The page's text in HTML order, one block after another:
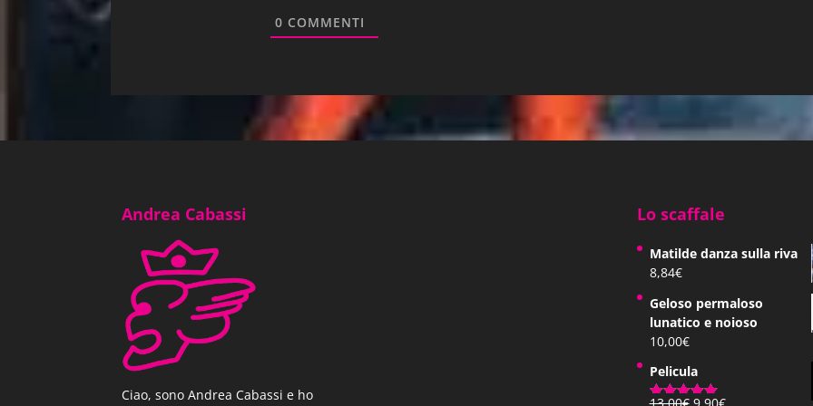
«Va tutto bene», mormorò la donna. «La Nonnina ha un sacco di
Erano innamorati? Come potevano due persone incontrarsi e
innamorarsi quando, per quel che ne sapevano, c’erano milioni di
Slan al mondo fra i quali potevano esserci dozzine di uomini e
donne che avrebbero potuto scegliere se le circostanze fossero
state diverse?
0 COMMENTI
Andrea Cabassi
Ciao, sono Andrea Cabassi e ho
Lo scaffale
Matilde danza sulla riva
8,84€
Geloso permaloso
lunatico e noioso
10,00€
Pelicula
Il Il